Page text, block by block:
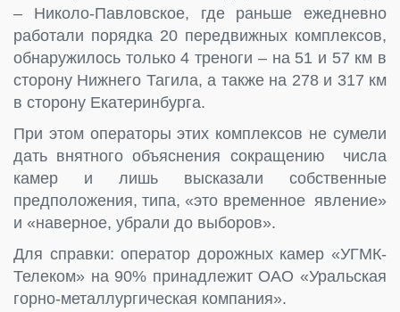
– Николо-Павловское, где раньше ежедневно
работали порядка 20 передвижных комплексов,
обнаружилось только 4 треноги – на 51 и 57 км в
сторону Нижнего Тагила, а также на 278 и 317 км
в сторону Екатеринбурга.
При этом операторы этих комплексов не сумели
дать внятного объяснения сокращению числа
камер и лишь высказали собственные
предположения, типа, «это временное явление»
и «наверное, убрали до выборов».
Для справки: оператор дорожных камер «УГМК-
Телеком» на 90% принадлежит ОАО «Уральская
горно-металлургическая компания».